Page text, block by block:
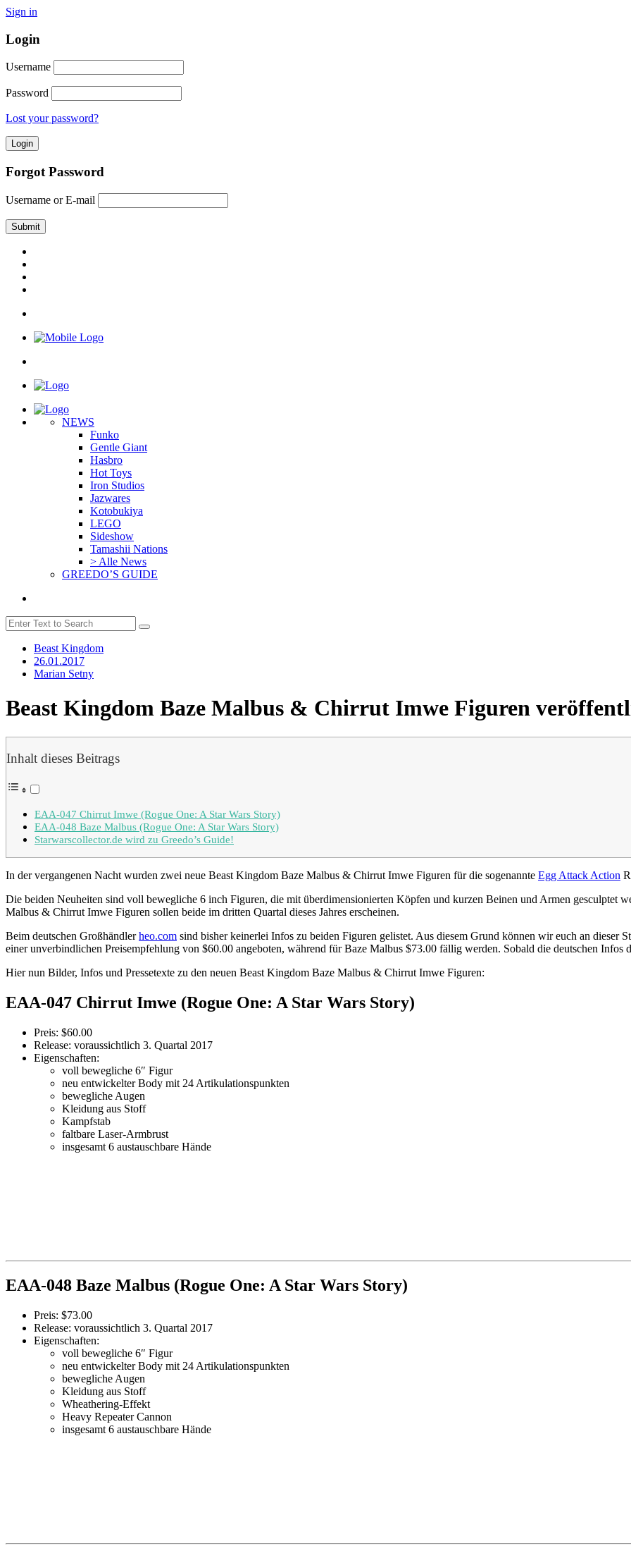
Sign in
Login
Username
Password
Lost your password?
Forgot Password
Username or E-mail
NEWS
Funko
Gentle Giant
Hasbro
Hot Toys
Iron Studios
Jazwares
Kotobukiya
LEGO
Sideshow
Tamashii Nations
> Alle News
GREEDO’S GUIDE
Beast Kingdom
26.01.2017
Marian Setny
Beast Kingdom Baze Malbus & Chirrut Imwe Figuren
Inhalt dieses Beitrags
EAA-047 Chirrut Imwe (Rogue One: A Star Wars Story)
EAA-048 Baze Malbus (Rogue One: A Star Wars Story)
Starwarscollector.de wird zu Greedo’s Guide!
In der vergangenen Nacht wurden zwei neue Beast Kingdom Baze Malbus & Chirrut Imwe Figuren für die sogenannte Egg Attack Action
Die beiden Neuheiten sind voll bewegliche 6 inch Figuren, die mit überdimensionierten Köpfen und kurzen Beinen und Armen gesculptet
Malbus & Chirrut Imwe Figuren sollen beide im dritten Quartal dieses Jahres erscheinen.
Beim deutschen Großhändlerheo.com sind bisher keinerlei Infos zu beiden Figuren gelistet. Aus diesem Grund können wir euch an
einer unverbindlichen Preisempfehlung von $60.00 angeboten, während für Baze Malbus $73.00 fällig werden. Sobald die deutschen Infos
Hier nun Bilder, Infos und Pressetexte zu den neuen Beast Kingdom Baze Malbus & Chirrut Imwe Figuren:
EAA-047 Chirrut Imwe (Rogue One: A Star Wars Story)
Preis: $60.00
Release: voraussichtlich 3. Quartal 2017
Eigenschaften:
voll bewegliche 6″ Figur
neu entwickelter Body mit 24 Artikulationspunkten
bewegliche Augen
Kleidung aus Stoff
Kampfstab
faltbare Laser-Armbrust
insgesamt 6 austauschbare Hände
EAA-048 Baze Malbus (Rogue One: A Star Wars Story)
Preis: $73.00
Release: voraussichtlich 3. Quartal 2017
Eigenschaften:
voll bewegliche 6″ Figur
neu entwickelter Body mit 24 Artikulationspunkten
bewegliche Augen
Kleidung aus Stoff
Wheathering-Effekt
Heavy Repeater Cannon
insgesamt 6 austauschbare Hände